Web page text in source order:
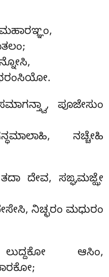
ಛರಂಸಿಯೋ.
ಪೂಜೇಸುಂ
ನಚ್ಚೇಹಿ
ದೇವ, ಸಙ್ಘಮಜ್ಝೇ
ನಿಚ್ಛರಂ ಮಧುರಂ
ಆಸಿಂ,